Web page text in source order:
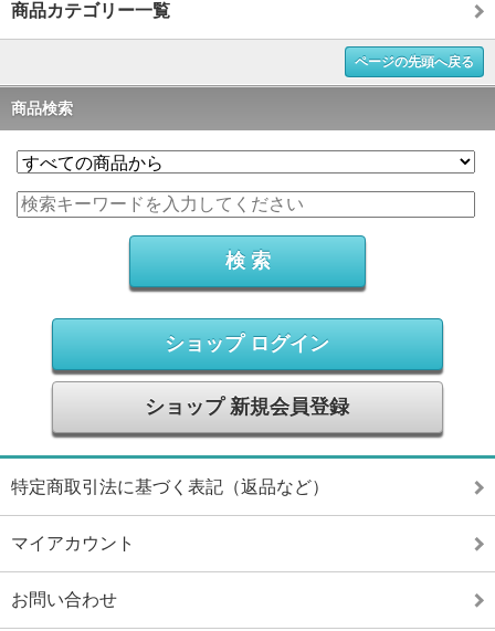
商品カテゴリー一覧
ページの先頭へ戻る
商品検索
ショップ ログイン
ショップ 新規会員登録
特定商取引法に基づく表記（返品など）
マイアカウント
お問い合わせ